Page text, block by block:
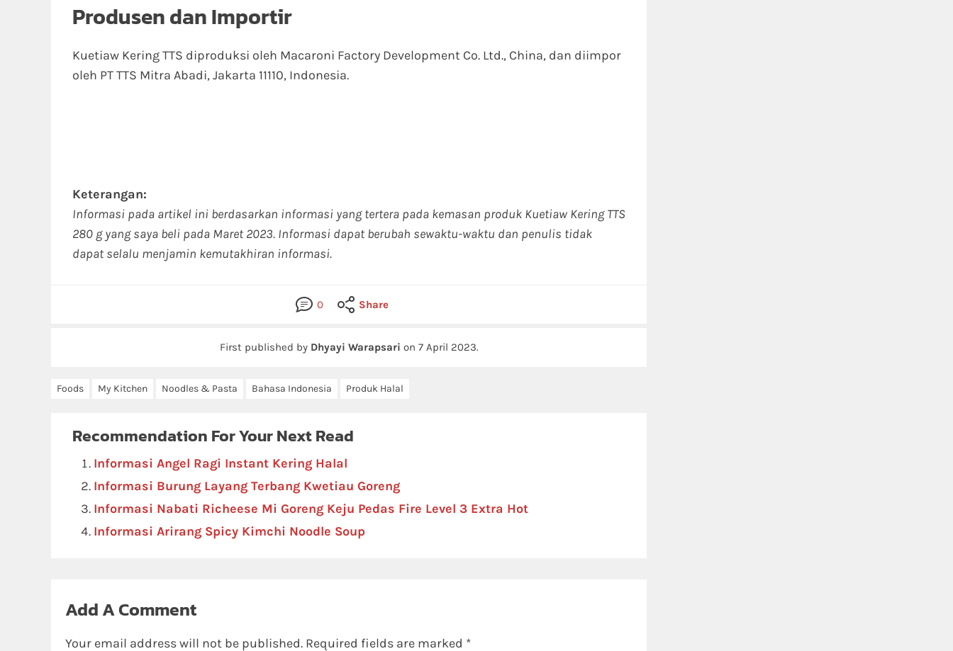
Produsen dan Importir
Kuetiaw Kering TTS diproduksi oleh Macaroni Factory Development Co. Ltd., China, dan diimpor
oleh PT TTS Mitra Abadi, Jakarta 11110, Indonesia.
Keterangan:
Informasi pada artikel ini berdasarkan informasi yang tertera pada kemasan produk Kuetiaw Kering TTS
280 g yang saya beli pada Maret 2023. Informasi dapat berubah sewaktu-waktu dan penulis tidak
dapat selalu menjamin kemutakhiran informasi.
0 Share
First published by Dhyayi Warapsari on 7 April 2023.
Foods My Kitchen Noodles & Pasta Bahasa Indonesia Produk Halal
Recommendation For Your Next Read
Informasi Angel Ragi Instant Kering Halal
Informasi Burung Layang Terbang Kwetiau Goreng
Informasi Nabati Richeese Mi Goreng Keju Pedas Fire Level 3 Extra Hot
Informasi Arirang Spicy Kimchi Noodle Soup
Add A Comment
Your email address will not be published. Required fields are marked *